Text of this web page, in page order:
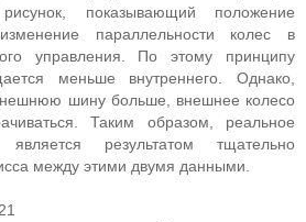
показывающий положение
параллельности колес в
управления. По этому принципу
меньше внутреннего. Однако,
шину больше, внешнее колесо
Таким образом, реальное
результатом тщательно
между этими двумя данными.